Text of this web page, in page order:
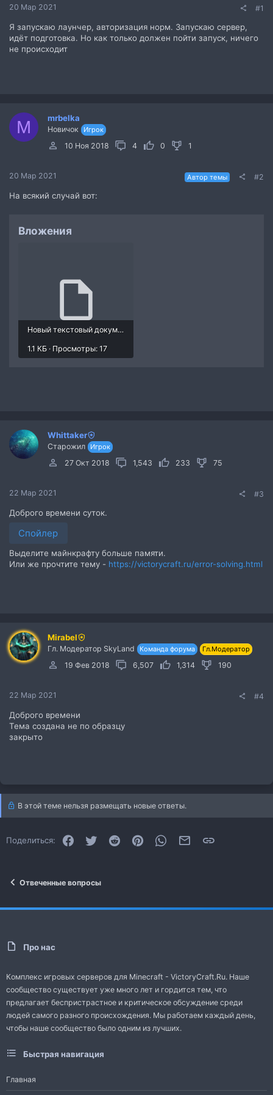
20 Мар 2021 #1
Я запускаю лаунчер, авторизация норм. Запускаю сервер,
идёт подготовка. Но как только должен пойти запуск, ничего
не происходит
M mrbelka
Новичок Игрок
10 Ноя 2018 4 0 1
20 Мар 2021 Автор темы #2
На всякий случай вот:
Вложения
Новый текстовый документ (3).txt
1.1 КБ · Просмотры: 17
Whittaker
Старожил Игрок
27 Окт 2018 1,543 233 75
22 Мар 2021 #3
Доброго времени суток.
Спойлер
Выделите майнкрафту больше памяти.
Или же прочтите тему - https://victorycraft.ru/error-solving.html
Mirabel
Гл. Модератор SkyLand Команда форума Гл.Модератор
19 Фев 2018 6,507 1,314 190
22 Мар 2021 #4
Доброго времени
Тема создана не по образцу
закрыто
В этой теме нельзя размещать новые ответы.
Поделиться: FacebookTwitter Reddit PinterestWhatsAppЭлектронная почта
Отвеченные вопросы
Про нас
Комплекс игровых серверов для Minecraft - VictoryCraft.Ru. Наше
сообщество существует уже много лет и гордится тем, что
предлагает беспристрастное и критическое обсуждение среди
людей самого разного происхождения. Мы работаем каждый день,
чтобы наше сообщество было одним из лучших.
Быстрая навигация
Главная